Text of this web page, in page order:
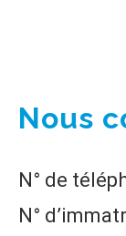
Nous
N° de
N°